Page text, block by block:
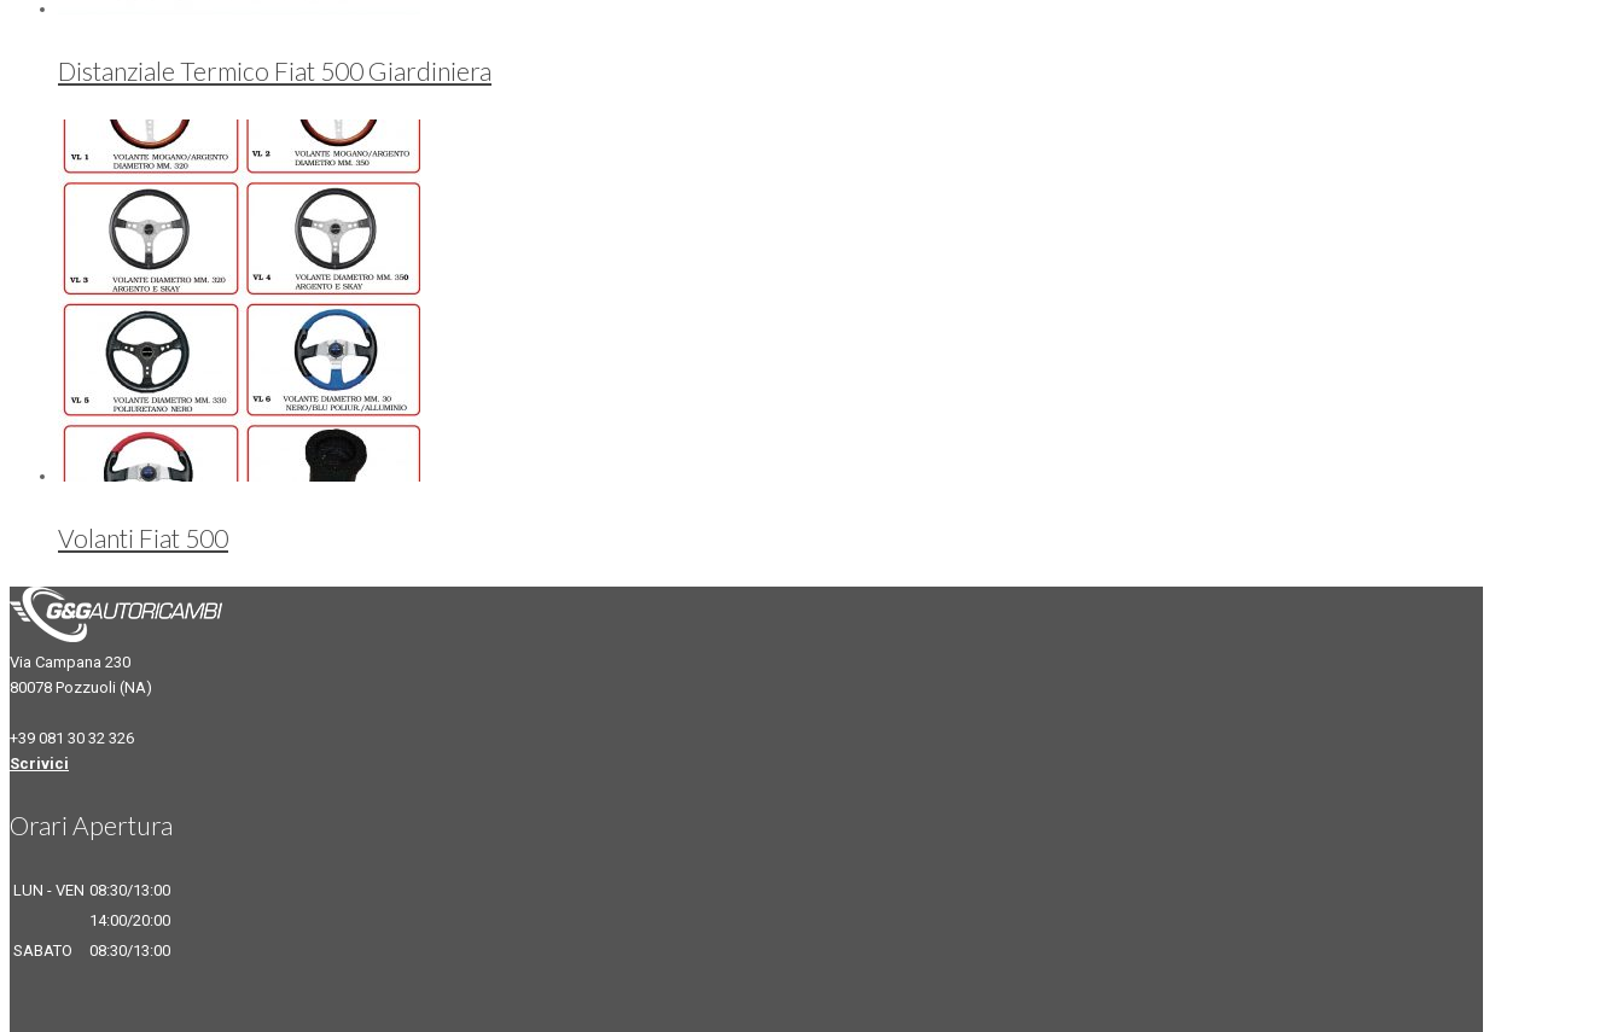
Distanziale Termico Fiat 500 Giardiniera
Volanti Fiat 500
Via Campana 230
80078 Pozzuoli (NA)
+39 081 30 32 326
Scrivici
Orari Apertura
LUN - VEN 08:30/13:00
14:00/20:00
SABATO
08:30/13:00